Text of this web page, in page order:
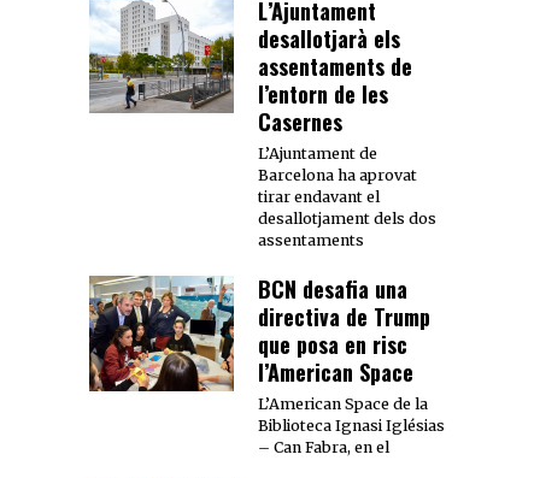
L’Ajuntament
desallotjarà els
assentaments de
l’entorn de les
Casernes
L’Ajuntament de
Barcelona ha aprovat
tirar endavant el
desallotjament dels dos
assentaments
BCN desafia una
directiva de Trump
que posa en risc
l’American Space
L’American Space de la
Biblioteca Ignasi Iglésias
– Can Fabra, en el